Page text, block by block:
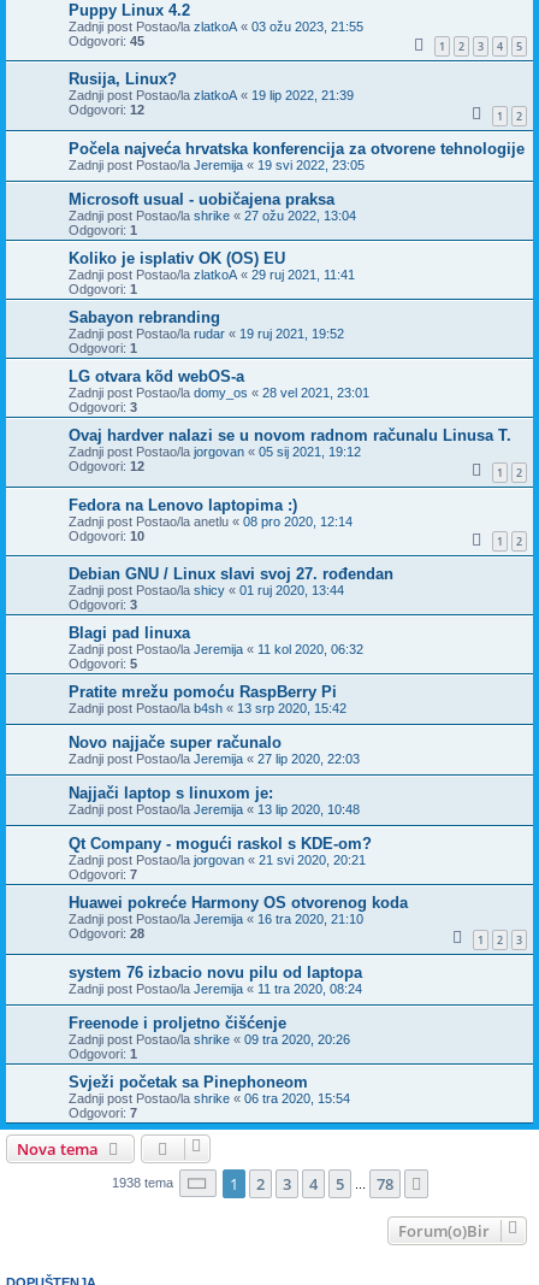
Puppy Linux 4.2
Zadnji post Postao/la zlatkoA « 03 ožu 2023, 21:55
Odgovori: 45 1 2 3 4 5
Rusija, Linux?
Zadnji post Postao/la zlatkoA« 19 lip 2022, 21:39
Odgovori: 12 1 2
Počela najveća hrvatska konferencija za otvorene tehnologije
Zadnji post Postao/la Jeremija « 19 svi 2022, 23:05
Microsoft usual - uobičajena praksa
Zadnji post Postao/la shrike « 27 ožu 2022, 13:04
Odgovori: 1
Koliko je isplativ OK (OS) EU
Zadnji post Postao/la zlatkoA « 29 ruj 2021, 11:41
Odgovori: 1
Sabayon rebranding
Zadnji post Postao/la rudar « 19 ruj 2021, 19:52
Odgovori: 1
LG otvara kõd webOS-a
Zadnji post Postao/la domy_os « 28 vel 2021, 23:01
Odgovori: 3
Ovaj hardver nalazi se u novom radnom računalu Linusa T.
Zadnji post Postao/la jorgovan « 05 sij 2021, 19:12
Odgovori: 12 1 2
Fedora na Lenovo laptopima :)
Zadnji post Postao/la anetlu « 08 pro 2020, 12:14
Odgovori: 10 1 2
Debian GNU / Linux slavi svoj 27. rođendan
Zadnji post Postao/la shicy « 01 ruj 2020, 13:44
Odgovori: 3
Blagi pad linuxa
Zadnji post Postao/la Jeremija « 11 kol 2020, 06:32
Odgovori: 5
Pratite mrežu pomoću RaspBerry Pi
Zadnji post Postao/la b4sh « 13 srp 2020, 15:42
Novo najjače super računalo
Zadnji post Postao/la Jeremija « 27 lip 2020, 22:03
Najjači laptop s linuxom je:
Zadnji post Postao/la Jeremija « 13 lip 2020, 10:48
Qt Company - mogući raskol s KDE-om?
Zadnji post Postao/la jorgovan « 21 svi 2020, 20:21
Odgovori: 7
Huawei pokreće Harmony OS otvorenog koda
Zadnji post Postao/la Jeremija « 16 tra 2020, 21:10
Odgovori: 28 1 2 3
system 76 izbacio novu pilu od laptopa
Zadnji post Postao/la Jeremija « 11 tra 2020, 08:24
Freenode i proljetno čišćenje
Zadnji post Postao/la shrike « 09 tra 2020, 20:26
Odgovori: 1
Svježi početak sa Pinephoneom
Zadnji post Postao/la shrike « 06 tra 2020, 15:54
Odgovori: 7
Nova tema
1938 tema Stranica: 1/ 78.
1 2 3 4 5 78
Forum(o)Bir